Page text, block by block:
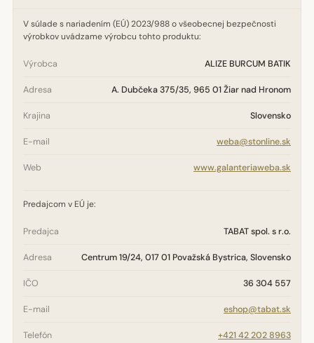
V súlade s nariadením (EÚ) 2023/988 o všeobecnej bezpečnosti
výrobkov uvádzame výrobcu tohto produktu:
Výrobca ALIZE BURCUM BATIK
Adresa A. Dubčeka 375/35, 965 01 Žiar nad Hronom
Krajina Slovensko
E-mail weba@stonline.sk
Web www.galanteriaweba.sk
Predajcom v EÚ je:
Predajca TABAT spol. s r.o.
Adresa Centrum 19/24, 017 01 Považská Bystrica, Slovensko
IČO 36 304 557
E-mail eshop@tabat.sk
Telefón +421 42 202 8963